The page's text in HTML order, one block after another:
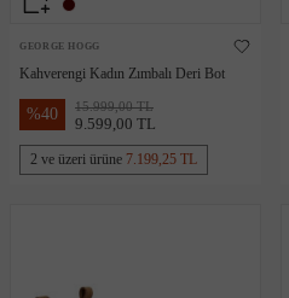
GEORGE HOGG
Kahverengi Kadın Zımbalı Deri Bot
%40 15.999,00 TL
9.599,00 TL
2 ve üzeri ürüne 7.199,25 TL